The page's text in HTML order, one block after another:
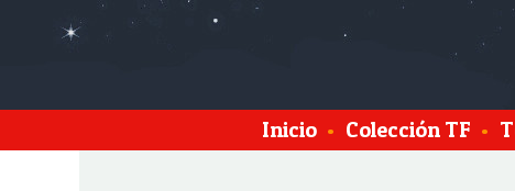
Inicio • Colección TF •